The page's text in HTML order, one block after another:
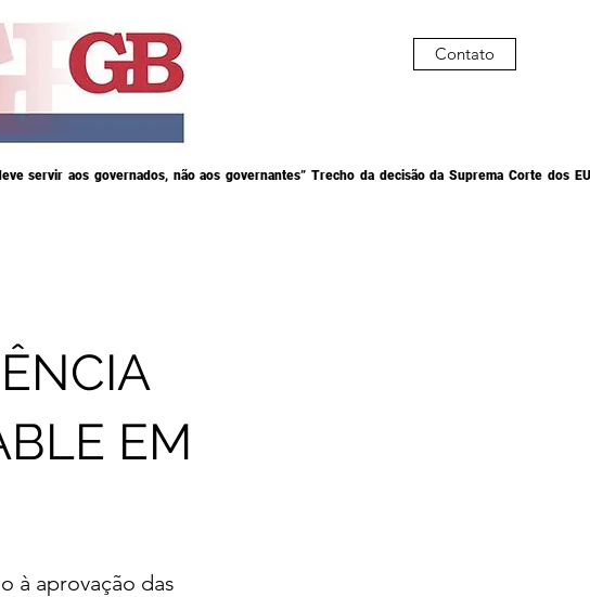
servir aos governados, não aos governantes” Trecho da decisão da Suprema Corte dos
Contato
EM
à aprovação das